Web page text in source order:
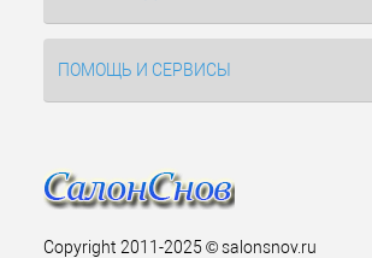
ПОМОЩЬ И СЕРВИСЫ
Copyright 2011-2025 © salonsnov.ru